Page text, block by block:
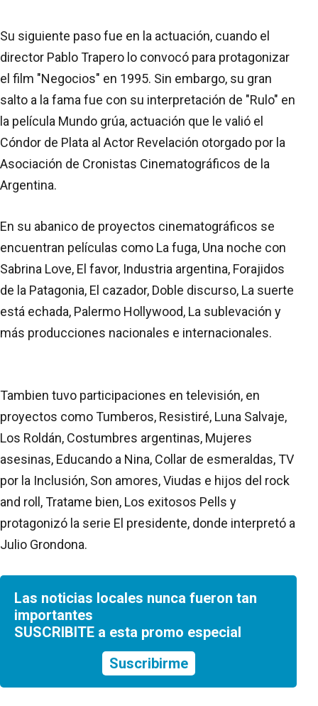
Su siguiente paso fue en la actuación, cuando el
director Pablo Trapero lo convocó para protagonizar
el film "Negocios" en 1995. Sin embargo, su gran
salto a la fama fue con su interpretación de "Rulo" en
la película Mundo grúa, actuación que le valió el
Cóndor de Plata al Actor Revelación otorgado por la
Asociación de Cronistas Cinematográficos de la
Argentina.
En su abanico de proyectos cinematográficos se
encuentran películas como La fuga, Una noche con
Sabrina Love, El favor, Industria argentina, Forajidos
de la Patagonia, El cazador, Doble discurso, La suerte
está echada, Palermo Hollywood, La sublevación y
más producciones nacionales e internacionales.
Tambien tuvo participaciones en televisión, en
proyectos como Tumberos, Resistiré, Luna Salvaje,
Los Roldán, Costumbres argentinas, Mujeres
asesinas, Educando a Nina, Collar de esmeraldas, TV
por la Inclusión, Son amores, Viudas e hijos del rock
and roll, Tratame bien, Los exitosos Pells y
protagonizó la serie El presidente, donde interpretó a
Julio Grondona.
Las noticias locales nunca fueron tan
importantes
SUSCRIBITE a esta promo especial
Suscribirme